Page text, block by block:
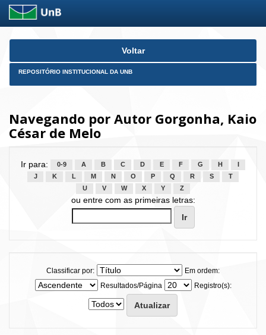
Skip
Voltar
REPOSITÓRIO INSTITUCIONAL DA UNB
Navegando por Autor Gorgonha, Kaio
César de Melo
Ir para: 0-9 A B C D E F G H
J
K L M N O P Q R S
T
U
V W X Y Z
ou entre com as primeiras letras:
Classificar por:
Em ordem:
Resultados/Página
Registro(s):